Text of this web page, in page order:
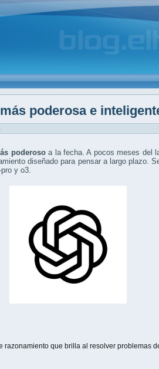
poderosa e
poderosoa la fecha. A pocos meses del
diseñado para pensar a largo plazo.
y o3.
que brilla al resolver problemas